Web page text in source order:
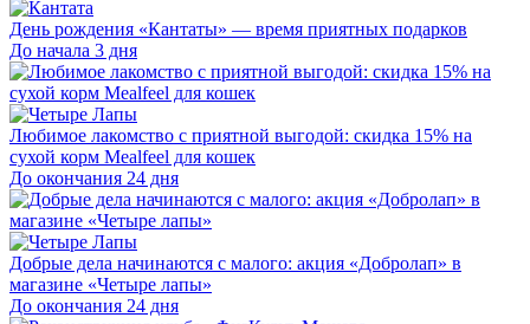
День рождения «Кантаты» — время приятных подарков
До начала 3 дня
Любимое лакомство с приятной выгодой: скидка 15% на
сухой корм Mealfeel для кошек
До окончания 24 дня
Добрые дела начинаются с малого: акция «Добролап» в
магазине «Четыре лапы»
До окончания 24 дня